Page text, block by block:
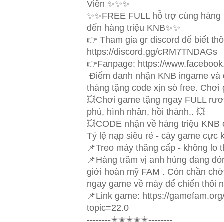
Viên ✨✨✨
✨✨FREE FULL hỗ trợ cùng
đến hàng triệu KNB✨✨
👉 Tham gia gr discord để biết
https://discord.gg/cRM7TNDAGs
👉Fanpage: https://
Điểm danh nhận KNB ingame và
tháng tặng code xịn sò free. Chơi
💥Chơi game tặng ngay FULL
phù, hình nhân, hồi thành.. 💥
💥CODE nhận về hàng triệu
Tỷ lệ nạp siêu rẻ - cày game cực
📌Treo máy thăng cấp - không lo
📌Hàng trăm vị anh hùng đang
giới hoàn mỹ FAM . Còn chần
ngay game về máy để chiến thôi
📌Link game: https://
topic=22.0